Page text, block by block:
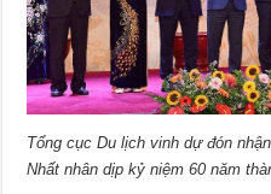
Tổng cục Du lịch vinh dự đón
Nhất nhân dịp kỷ niệm 60 năm